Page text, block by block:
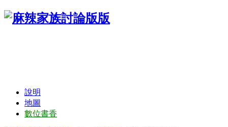
說明
地圖
數位書香